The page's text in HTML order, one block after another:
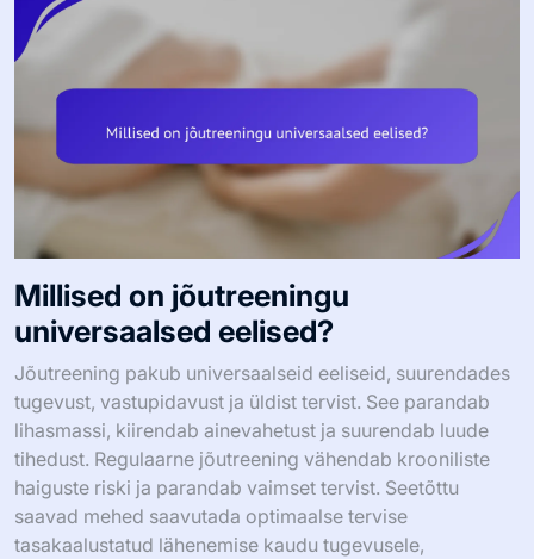
Millised on jõutreeningu
universaalsed eelised?
Jõutreening pakub universaalseid eeliseid, suurendades
tugevust, vastupidavust ja üldist tervist. See parandab
lihasmassi, kiirendab ainevahetust ja suurendab luude
tihedust. Regulaarne jõutreening vähendab krooniliste
haiguste riski ja parandab vaimset tervist. Seetõttu
saavad mehed saavutada optimaalse tervise
tasakaalustatud lähenemise kaudu tugevusele,